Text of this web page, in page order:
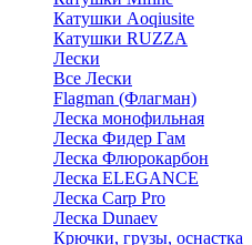
Катушки Aoqiusite
Катушки RUZZA
Лески
Все Лески
Flagman (Флагман)
Леска монофильная
Леска Фидер Гам
Леска Флюрокарбон
Леска ELEGANCE
Леска Carp Pro
Леска Dunaev
Крючки, грузы, оснастка